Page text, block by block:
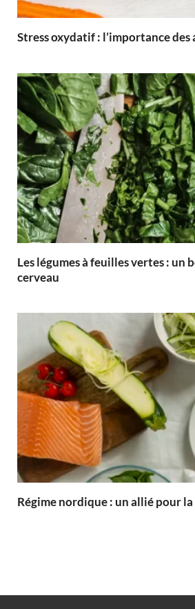
Stress oxydatif : l’importance
Les légumes à feuilles vertes : un
cerveau
Régime nordique : un allié pour